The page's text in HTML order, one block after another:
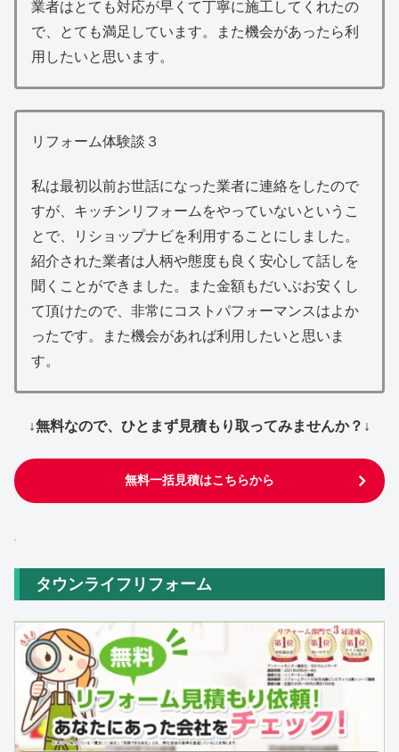
業者はとても対応が早くて丁寧に施工してくれたの
で、とても満足しています。また機会があったら利
用したいと思います。
リフォーム体験談３
私は最初以前お世話になった業者に連絡をしたので
すが、キッチンリフォームをやっていないというこ
とで、リショップナビを利用することにしました。
紹介された業者は人柄や態度も良く安心して話しを
聞くことができました。また金額もだいぶお安くし
て頂けたので、非常にコストパフォーマンスはよか
ったです。また機会があれば利用したいと思いま
す。
↓無料なので、ひとまず見積もり取ってみませんか？↓
無料一括見積はこちらから
タウンライフリフォーム